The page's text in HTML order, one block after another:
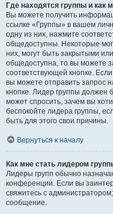
Где находятся группы и как
Вы можете получить
ссылке «Группы» в вашем
одну из них, нажмите
общедоступны. Некоторые
них, могут быть закрытыми
общедоступна, то вы можете
соответствующей кнопке.
вы можете отправить запрос
кнопке. Лидер группы должен
может спросить, зачем вы
беспокойте лидера группы,
быть для этого свои причины.
Вернуться к началу
Как мне стать лидером
Лидеры групп обычно
конференции. Если вы
свяжитесь с
сообщение.